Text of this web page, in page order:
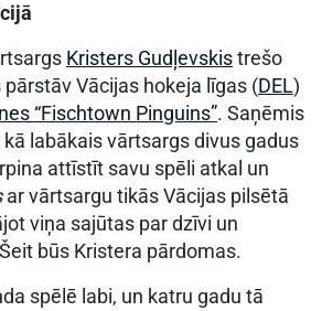
Kristers Gudļevskistrešo
Vācijas hokeja līgas (DEL)
“Fischtown Pinguins”. Saņēmis
labākais vārtsargs divus gadus
attīstīt savu spēli atkal un
ar vārtsargu tikās Vācijas pilsētā
viņa sajūtas par dzīvi un
būs Kristera pārdomas.
spēlē labi, un katru gadu tā